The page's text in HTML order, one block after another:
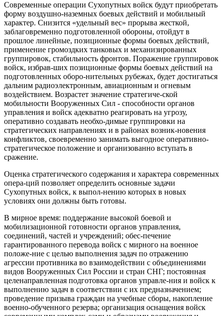
Современные операции Сухопутных войск будут приобретать
форму воздушно-наземных боевых действий и мобильный
характер. Снизится «удельный вес» прорыва жесткой,
заблаговременно подготовленной обороны, отойдут в
прошлое линейные, позиционные формы боевых действий,
применение громоздких танковых и механизированных
группировок, стабильность фронтов. Поражение группировок
войск, избрав-ших позиционные формы боевых действий на
подготовленных оборо-нительных рубежах, будет достигаться
дальним радиоэлектронным, авиационным и огневым
воздействием. Возрастет значение стратегиче-ской
мобильности Вооруженных Сил - способности органов
управления и войск адекватно реагировать на угрозу,
оперативно создавать необхо-димые группировки на
стратегических направлениях и в районах возник-новения
конфликтов, своевременно занимать выгодное оперативно-
стратегическое положение и организованно вступать в
сражение.
Оценка стратегического содержания и характера современных
опера-ций позволяет определить основные задачи
Сухопутных войск, к выпол-нению которых в новых
условиях они должны быть готовы.
В мирное время: поддержание высокой боевой и
мобилизационной готовности органов управления,
соединений, частей и учреждений; обес-печение
гарантированного перевода войск с мирного на военное
положе-ние с целью выполнения задач по отражению
агрессии противника во взаимодействии с объединениями
видов Вооруженных Сил России и стран СНГ; постоянная
целенаправленная подготовка органов управле-ния и войск к
выполнению задач в соответствии с их предназначением;
проведение призыва граждан на учебные сборы, накопление
военно-обученного резерва; организация оснащения войск